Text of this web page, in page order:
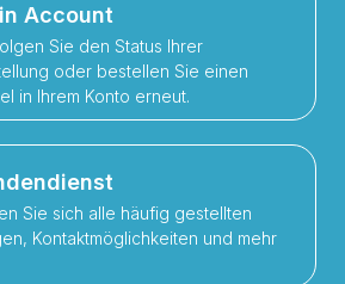
Account
Sie den Status Ihrer
oder bestellen Sie einen
in Ihrem Konto erneut.
Sie sich alle häufig gestellten
Kontaktmöglichkeiten und mehr